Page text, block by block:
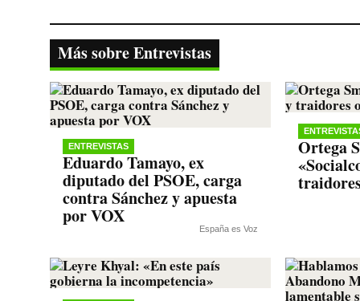
bo
ok
tte
r
ts
A
pp
gr
a
m
y
Li
nk
Más sobre Entrevistas
ENTREVISTAS
Eduardo Tamayo, ex
diputado del PSOE, carga
contra Sánchez y apuesta
por VOX
España es Voz
Ortega